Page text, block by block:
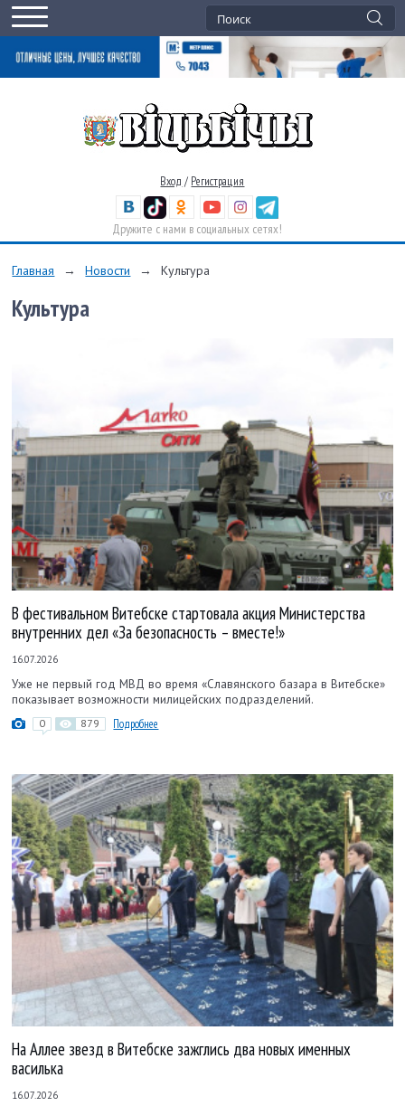
Вход / Регистрация
Дружите с нами в социальных сетях!
Главная → Новости → Культура
Культура
В фестивальном Витебске стартовала акция Министерства
внутренних дел «За безопасность – вместе!»
16.07.2026
Уже не первый год МВД во время «Славянского базара в Витебске»
показывает возможности милицейских подразделений.
0 879 Подробнее
На Аллее звезд в Витебске зажглись два новых именных
василька
16.07.2026